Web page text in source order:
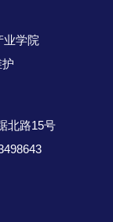
业学院
北路15号